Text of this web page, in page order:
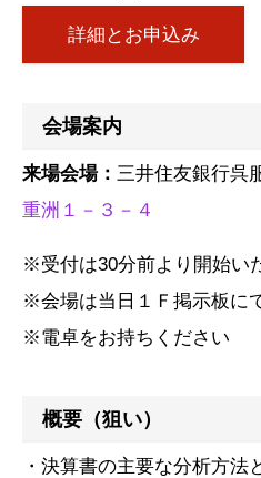
詳細とお申込み
会場案内
来場会場： 三井住友銀行呉
重洲１－３－４
※受付は30分前より開始い
※会場は当日１Ｆ掲示板に
※電卓をお持ちください
概要（狙い）
・決算書の主要な分析方法